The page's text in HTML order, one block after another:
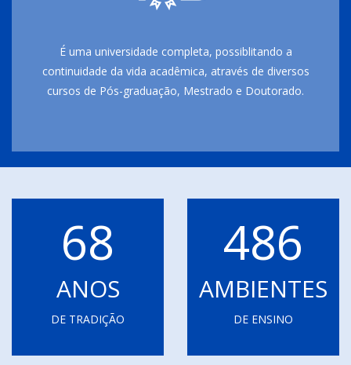
É uma universidade completa, possiblitando a
continuidade da vida acadêmica, através de diversos
cursos de Pós-graduação, Mestrado e Doutorado.
68
ANOS
DE TRADIÇÃO
486
AMBIENTES
DE ENSINO